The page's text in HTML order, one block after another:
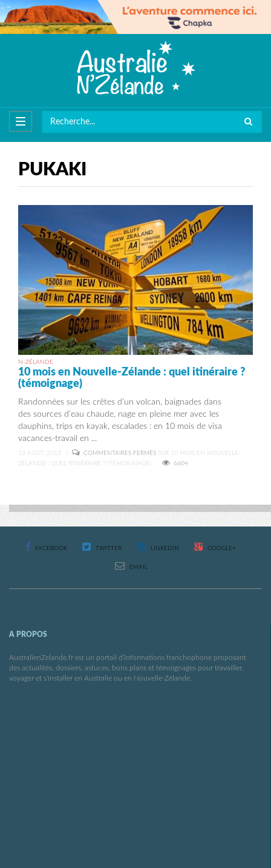
PUKAKI
N-ZÉLANDE
10 mois en Nouvelle-Zélande : quel itinéraire ?
(témoignage)
Randonnées sur les crêtes d’un volcan, baignades dans
des sources d’eau chaude, nage en pleine mer avec les
dauphins, trips en kayak, escalades : en 10 mois de visa
vacances-travail en ...
13 AOÛT, 2012 COMMENTAIRES FERMÉS SUR 10 MOIS EN NOUVELLE-
ZÉLANDE : QUEL ITINÉRAIRE ? (TÉMOIGNAGE)
6604
FACEBOOK TWITTER LINKEDIN GOOGLE+
EMAIL
A PROPOS
AustralienZelande.fr est un portail d’informations franchophone proposant
des actualités, dossiers, astuces, bons plans et témoignages pour travailler,
voyager et s'installer en Australie ou en Nouvelle-Zélande.